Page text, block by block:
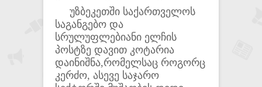
უზბეკეთში საქართველოს
საგანგებო და
სრულუფლებიანი ელჩის
პოსტზე დავით კოტარია
დაინიშნა,რომელსაც როგორც
კერძო, ასევე საჯარო